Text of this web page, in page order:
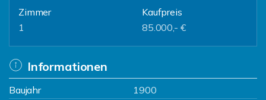
Zimmer
1
Kaufpreis
85.000,- €
Informationen
Baujahr
1900